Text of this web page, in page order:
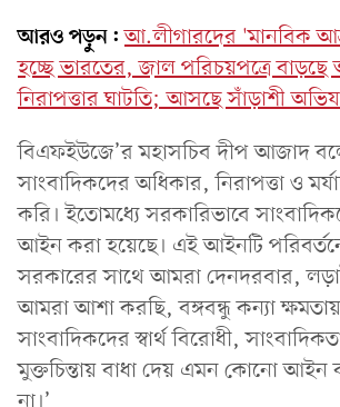
আরও পড়ুন: আ.লীগারদের 'মানবিক
হচ্ছে ভারতের, জাল পরিচয়পত্রে বাড়ছে
নিরাপত্তার ঘাটতি; আসছে সাঁড়াশী
বিএফইউজে’র মহাসচিব দীপ আজাদ
সাংবাদিকদের অধিকার, নিরাপত্তা ও
করি। ইতোমধ্যে সরকারিভাবে
আইন করা হয়েছে। এই আইনটি
সরকারের সাথে আমরা দেনদরবার,
আমরা আশা করছি, বঙ্গবন্ধু কন্যা
সাংবাদিকদের স্বার্থ বিরোধী,
মুক্তচিন্তায় বাধা দেয় এমন কোনো আইন